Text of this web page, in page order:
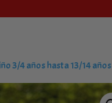
3/4 años hasta 13/14 años